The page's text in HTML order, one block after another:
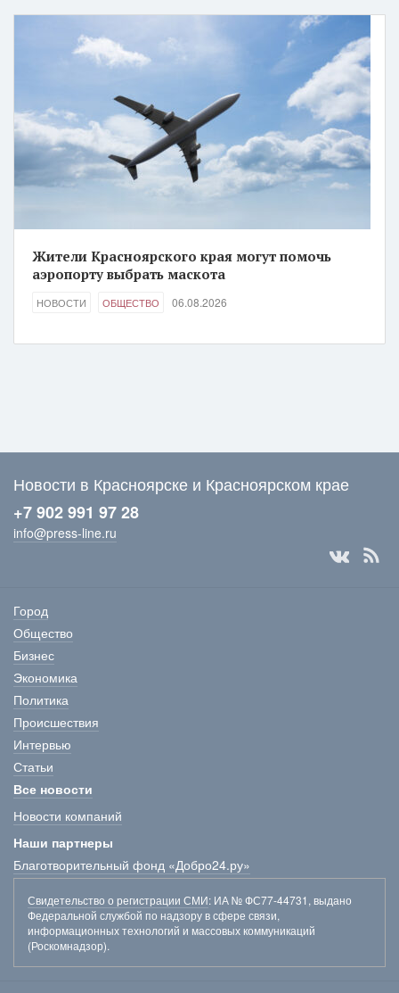
Жители Красноярского края могут помочь
аэропорту выбрать маскота
НОВОСТИ ОБЩЕСТВО 06.08.2026
Новости в Красноярске и Красноярском крае
+7 902 991 97 28
info@press-line.ru
Город
Общество
Бизнес
Экономика
Политика
Происшествия
Интервью
Статьи
Все новости
Новости компаний
Наши партнеры
Благотворительный фонд «Добро24.ру»
Свидетельство о регистрации СМИ: ИА № ФС77-44731, выдано
Федеральной службой по надзору в сфере связи,
информационных технологий и массовых коммуникаций
(Роскомнадзор).